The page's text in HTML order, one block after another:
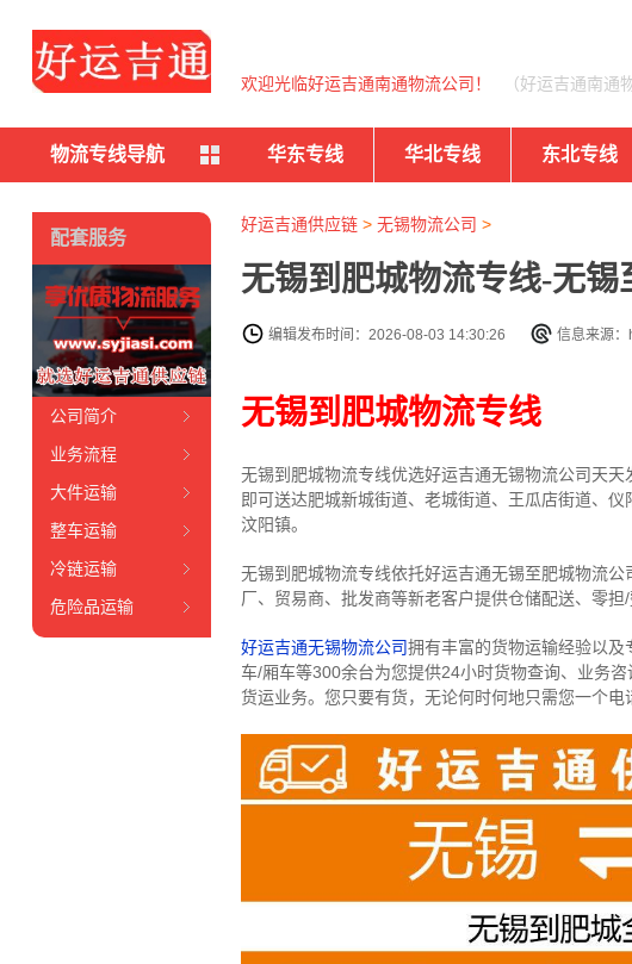
欢迎光临好运吉通南通物流公司！ （好运吉通南通
物流专线导航 华东专线 华北专线 东北专线
好运吉通供应链> 无锡物流公司 >
无锡到肥城物流专线-无锡
编辑发布时间：2026-08-03 14:30:26 信息来源
无锡到肥城物流专线
无锡到肥城物流专线优选好运吉通无锡物流公司天天
即可送达肥城新城街道、老城街道、王瓜店街道、
汶阳镇。
无锡到肥城物流专线依托好运吉通无锡至肥城物流
厂、贸易商、批发商等新老客户提供仓储配送、零担/
好运吉通无锡物流公司拥有丰富的货物运输经验以
车/厢车等300余台为您提供24小时货物查询、业务咨
货运业务。 您只要有货，无论何时何地只需您一个电
配套服务
公司简介
业务流程
大件运输
整车运输
冷链运输
危险品运输